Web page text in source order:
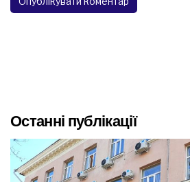
Останні публікації